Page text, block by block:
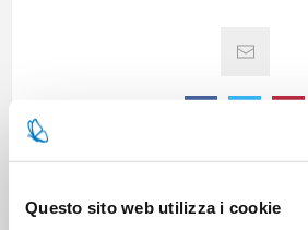
Questo sito web utilizza i cookie
CARATTERISTICHE